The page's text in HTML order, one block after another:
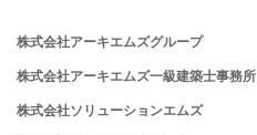
株式会社アーキエムズグループ
株式会社アーキエムズ一級建築士事務所
株式会社ソリューションエムズ